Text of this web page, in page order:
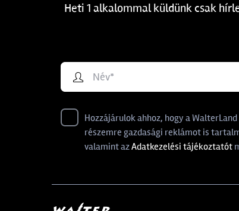
Heti 1 alkalommal küldünk csak
Hozzájárulok ahhoz, hogy a
részemre gazdasági reklámot is
valamint azAdatkezelési tájékoztatót